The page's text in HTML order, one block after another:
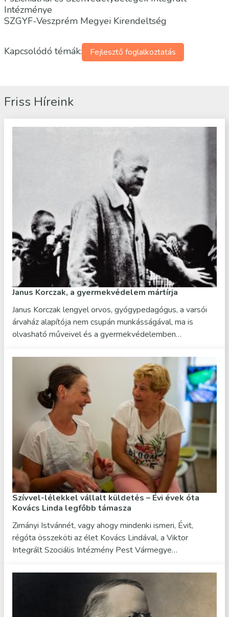
Intézménye
SZGYF-Veszprém Megyei Kirendeltség
Kapcsolódó témák: Fejlesztő foglalkoztatás
Friss Híreink
Janus Korczak, a gyermekvédelem mártírja
Janus Korczak lengyel orvos, gyógypedagógus, a varsói
árvaház alapítója nem csupán munkásságával, ma is
olvasható műveivel és a gyermekvédelemben…
Szívvel-lélekkel vállalt küldetés – Évi évek óta
Kovács Linda legfőbb támasza
Zimányi Istvánnét, vagy ahogy mindenki ismeri, Évit,
régóta összeköti az élet Kovács Lindával, a Viktor
Integrált Szociális Intézmény Pest Vármegye…